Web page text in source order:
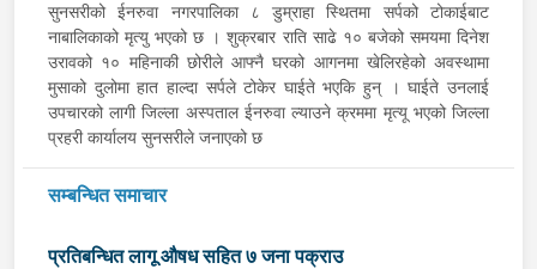
सुनसरीको ईनरुवा नगरपालिका ८ डुम्राहा स्थितमा सर्पको टोकाईबाट
नाबालिकाको मृत्यु भएको छ । शुक्रबार राति साढे १० बजेको समयमा दिनेश
उरावको १० महिनाकी छोरीले आफ्नै घरको आगनमा खेलिरहेको अवस्थामा
मुसाको दुलोमा हात हाल्दा सर्पले टोकेर घाईते भएकि हुन् । घाईते उनलाई
उपचारको लागी जिल्ला अस्पताल ईनरुवा ल्याउने क्रममा मृत्यू भएको जिल्ला
प्रहरी कार्यालय सुनसरीले जनाएको छ
सम्बन्धित समाचार
प्रतिबन्धित लागू औषध सहित ७ जना पक्राउ